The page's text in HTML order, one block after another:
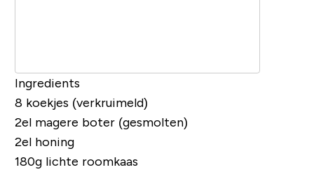
Ingredients
8 koekjes (verkruimeld)
2el magere boter (gesmolten)
2el honing
180g lichte roomkaas